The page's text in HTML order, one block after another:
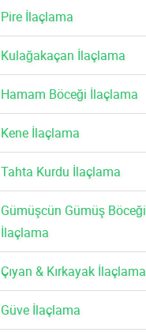
Pire İlaçlama
Kulağakaçan İlaçlama
Hamam Böceği İlaçlama
Kene İlaçlama
Tahta Kurdu İlaçlama
Gümüşcün Gümüş Böceği
İlaçlama
Çıyan & Kırkayak İlaçlama
Güve İlaçlama